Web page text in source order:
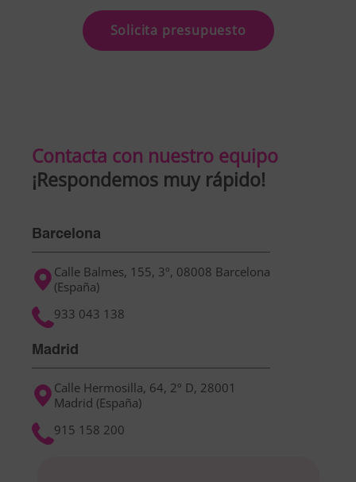
Solicita presupuesto
Contacta con nuestro equipo
¡Respondemos muy rápido!
Barcelona
Calle Balmes, 155, 3º, 08008 Barcelona
(España)
933 043 138
Madrid
Calle Hermosilla, 64, 2º D, 28001
Madrid (España)
915 158 200